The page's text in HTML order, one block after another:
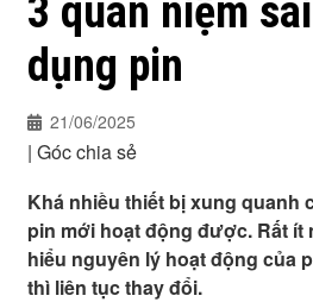
3 quan niệm
dụng pin
21/06/2025
| Góc chia sẻ
Khá nhiều thiết bị xung quanh
pin mới hoạt động được. Rất
hiểu nguyên lý hoạt động của
thì liên tục thay đổi.